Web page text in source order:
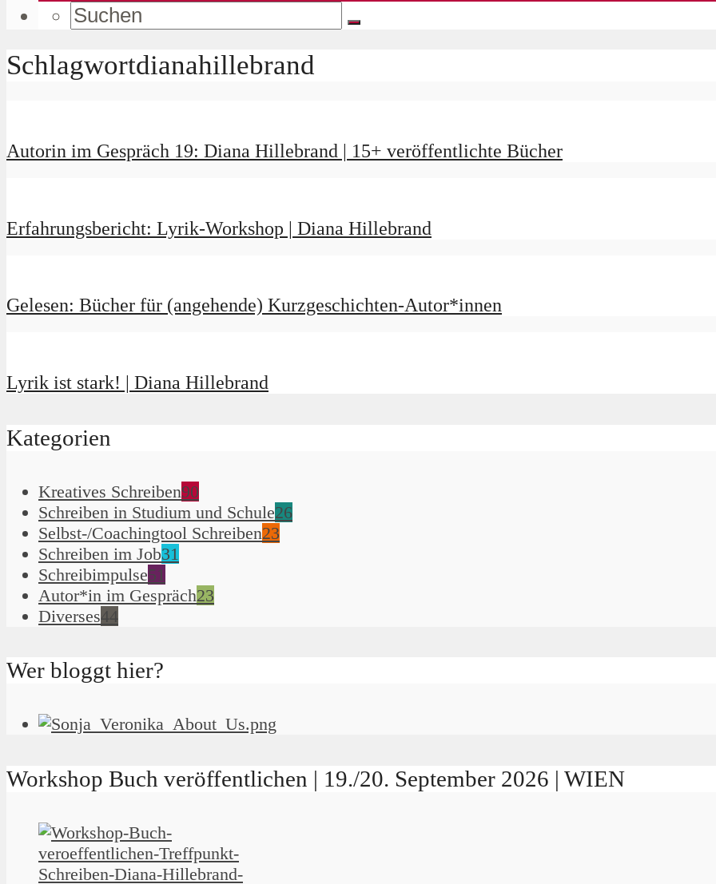
Schlagwortdianahillebrand
Autorin im Gespräch 19: Diana Hillebrand | 15+ veröffentlichte Bücher
Erfahrungsbericht: Lyrik-Workshop | Diana Hillebrand
Gelesen: Bücher für (angehende) Kurzgeschichten-Autor*innen
Lyrik ist stark! | Diana Hillebrand
Kategorien
Kreatives Schreiben90
Schreiben in Studium und Schule26
Selbst-/Coachingtool Schreiben23
Schreiben im Job31
Schreibimpulse51
Autor*in im Gespräch23
Diverses44
Wer bloggt hier?
Workshop Buch veröffentlichen | 19./20. September 2026 | WIEN